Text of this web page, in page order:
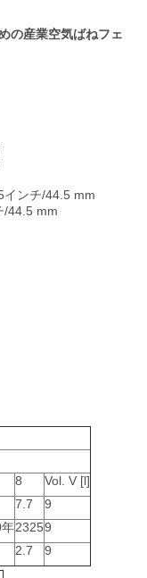
の産業空気ばねフェ
インチ/44.5 mm
/44.5 mm
8
Vol. V [l]
7.7
9
23259
2.7
9